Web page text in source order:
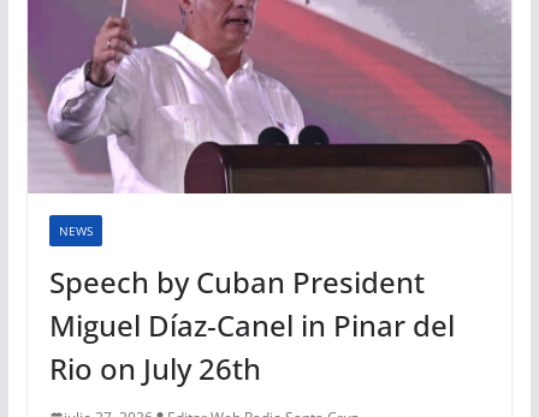
NEWS
Speech by Cuban President
Miguel Díaz-Canel in Pinar del
Rio on July 26th